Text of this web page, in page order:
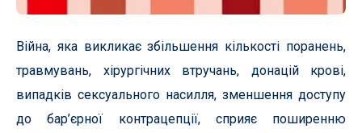
Війна, яка викликає збільшення кількості поранень,
травмувань, хірургічних втручань, донацій крові,
випадків сексуального насилля, зменшення доступу
до бар’єрної контрацепції, сприяє поширенню